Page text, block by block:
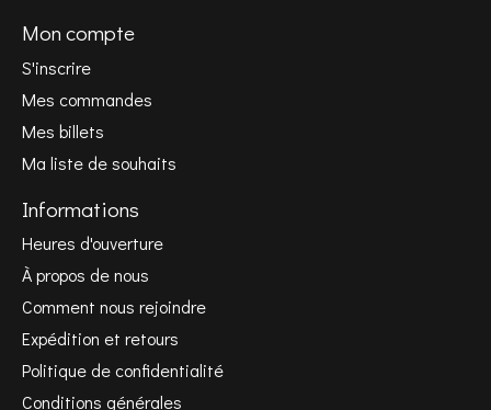
Mon compte
S'inscrire
Mes commandes
Mes billets
Ma liste de souhaits
Informations
Heures d'ouverture
À propos de nous
Comment nous rejoindre
Expédition et retours
Politique de confidentialité
Conditions générales